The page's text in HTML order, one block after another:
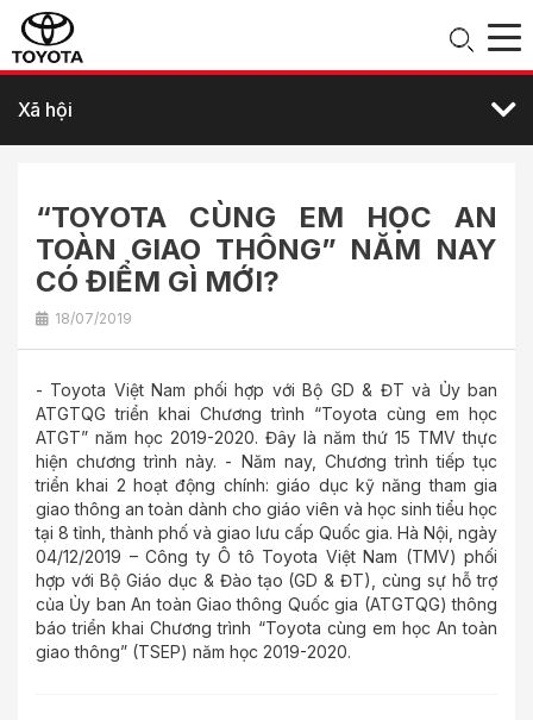
Xã hội
“TOYOTA CÙNG EM HỌC AN
TOÀN GIAO THÔNG” NĂM NAY
CÓ ĐIỂM GÌ MỚI?
18/07/2019
- Toyota Việt Nam phối hợp với Bộ GD & ĐT và Ủy ban
ATGTQG triển khai Chương trình “Toyota cùng em học
ATGT” năm học 2019-2020. Đây là năm thứ 15 TMV thực
hiện chương trình này. - Năm nay, Chương trình tiếp tục
triển khai 2 hoạt động chính: giáo dục kỹ năng tham gia
giao thông an toàn dành cho giáo viên và học sinh tiểu học
tại 8 tỉnh, thành phố và giao lưu cấp Quốc gia. Hà Nội, ngày
04/12/2019 – Công ty Ô tô Toyota Việt Nam (TMV) phối
hợp với Bộ Giáo dục & Đào tạo (GD & ĐT), cùng sự hỗ trợ
của Ủy ban An toàn Giao thông Quốc gia (ATGTQG) thông
báo triển khai Chương trình “Toyota cùng em học An toàn
giao thông” (TSEP) năm học 2019-2020.